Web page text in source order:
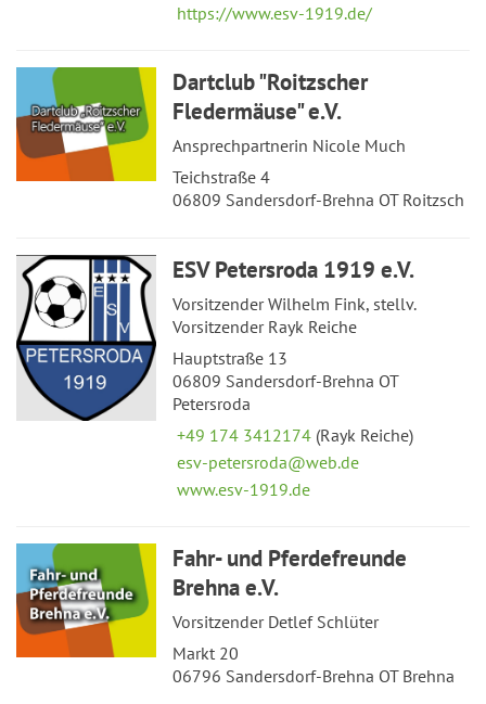
https://www.esv-1919.de/
Dartclub "Roitzscher
Fledermäuse" e.V.
Ansprechpartnerin Nicole Much
Teichstraße 4
06809 Sandersdorf-Brehna OT Roitzsch
ESV Petersroda 1919 e.V.
Vorsitzender Wilhelm Fink, stellv.
Vorsitzender Rayk Reiche
Hauptstraße 13
06809 Sandersdorf-Brehna OT
Petersroda
+49 174 3412174 (Rayk Reiche)
esv-petersroda@web.de
www.esv-1919.de
Fahr- und Pferdefreunde
Brehna e.V.
Vorsitzender Detlef Schlüter
Markt 20
06796 Sandersdorf-Brehna OT Brehna